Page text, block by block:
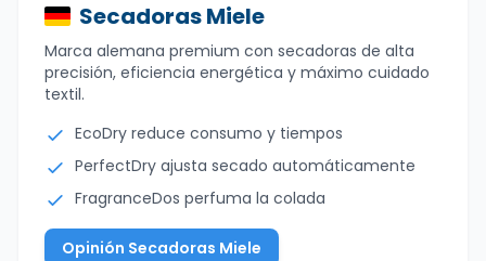
Secadoras Miele
Marca alemana premium con secadoras de alta
precisión, eficiencia energética y máximo cuidado
textil.
EcoDry reduce consumo y tiempos
PerfectDry ajusta secado automáticamente
FragranceDos perfuma la colada
Opinión Secadoras Miele